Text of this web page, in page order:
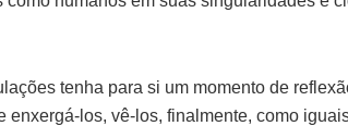
tenha para si um momento de
los, vê-los, finalmente, como